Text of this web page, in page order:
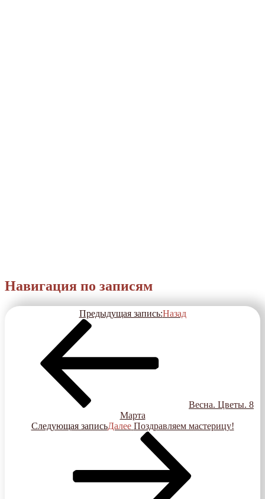
Навигация по записям
Предыдущая запись:Назад
Весна. Цветы. 8
Марта
Следующая записьДалее Поздравляем мастерицу!